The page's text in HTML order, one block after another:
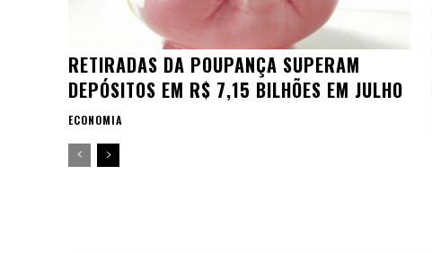
RETIRADAS DA POUPANÇA SUPERAM
DEPÓSITOS EM R$ 7,15 BILHÕES EM JULHO
ECONOMIA